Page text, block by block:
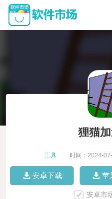
狸猫
工具 时间：2024-
安卓下载 苹
安卓市